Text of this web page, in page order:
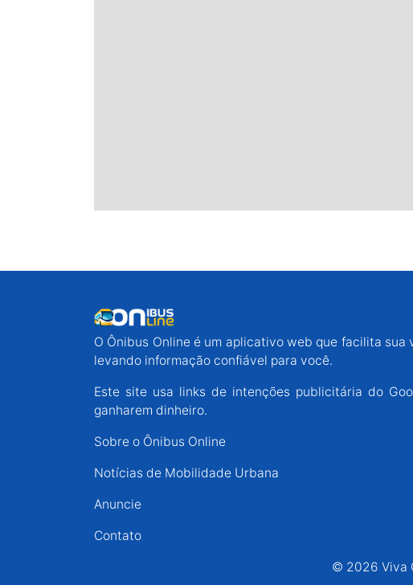
O Ônibus Online é um aplicativo web que facilita
levando informação confiável para você.
Este site usa links de intenções publicitária do
ganharem dinheiro.
Sobre o Ônibus Online
Notícias de Mobilidade Urbana
Anuncie
Contato
© 2026 Viva